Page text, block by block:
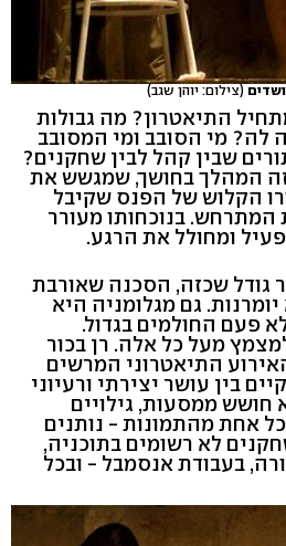
(צילום: יוהן שגב)
התיאטרון? מה גבולות
מי הסובב ומי המסובב
שבין קהל לבין שחקנים?
המהלך בחושך, שמגשש את
הקלוש של הפנס שקיבל
המתרחש. בנוכחותו מעורר
ומחולל את הרגע.
גודל שכזה, הסכנה שאורבת
גם מגלומניה היא
פעם החולמים בגדול.
מעל כל אלה. רן בכור
התיאטרוני המרשים
בין עושר יצירתי ורעיוני
חושש ממסעות, גילויים
אחת מהתמונות - נותנים
לא רשומים בתוכניה,
בעבודת אנסמבל - ובכל